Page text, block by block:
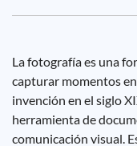
La fotografía es una
capturar momentos
invención en el siglo
herramienta de
comunicación visual.